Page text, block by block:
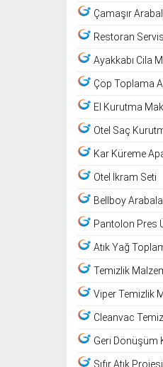
Çamaşır
Restoran
Ayakkabı Cila
Çöp Toplama
El Kurutma
Otel Saç
Kar Küreme
Otel İkram Seti
Bellboy
Pantolon Pres
Atık Yağ
Temizlik
Viper Temizlik
Cleanvac
Geri Dönüşüm
Sıfır Atık Projesi